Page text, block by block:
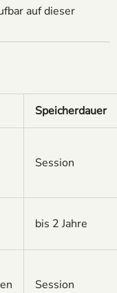
auf dieser
Speicherdauer
Session
bis 2 Jahre
Session